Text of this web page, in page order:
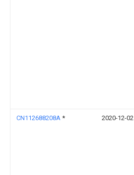
CN112688208A * 2020-12-02